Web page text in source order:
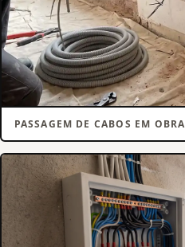
PASSAGEM DE CABOS EM OBRA